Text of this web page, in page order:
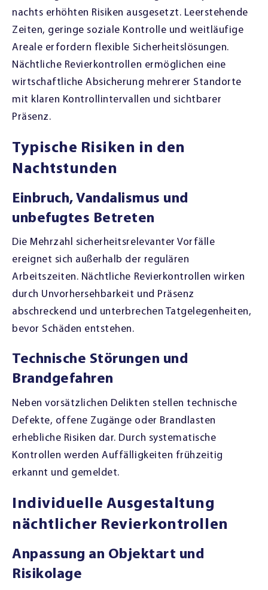
nachts erhöhten Risiken ausgesetzt. Leerstehende
Zeiten, geringe soziale Kontrolle und weitläufige
Areale erfordern flexible Sicherheitslösungen.
Nächtliche Revierkontrollen ermöglichen eine
wirtschaftliche Absicherung mehrerer Standorte
mit klaren Kontrollintervallen und sichtbarer
Präsenz.
Typische Risiken in den
Nachtstunden
Einbruch, Vandalismus und
unbefugtes Betreten
Die Mehrzahl sicherheitsrelevanter Vorfälle
ereignet sich außerhalb der regulären
Arbeitszeiten. Nächtliche Revierkontrollen wirken
durch Unvorhersehbarkeit und Präsenz
abschreckend und unterbrechen Tatgelegenheiten,
bevor Schäden entstehen.
Technische Störungen und
Brandgefahren
Neben vorsätzlichen Delikten stellen technische
Defekte, offene Zugänge oder Brandlasten
erhebliche Risiken dar. Durch systematische
Kontrollen werden Auffälligkeiten frühzeitig
erkannt und gemeldet.
Individuelle Ausgestaltung
nächtlicher Revierkontrollen
Anpassung an Objektart und
Risikolage